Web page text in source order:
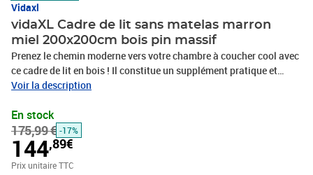
Vidaxl
vidaXL Cadre de lit sans matelas marron
miel 200x200cm bois pin massif
Prenez le chemin moderne vers votre chambre à coucher cool avec
ce cadre de lit en bois ! Il constitue un supplément pratique et
décoratif à votre intérieur. Bois de pin massif : le bois de pin
grain droit et les nœuds donnent au matériau son aspect
caractéristique et rustique.Lattes robustes : les lattes de
contreplaqué assurent une bonne répartition du poids,
garantissant que le matelas reste en place à chaque torsion de
Voir la description
En stock
175,99 € -17%
144,89€
Prix unitaire TTC